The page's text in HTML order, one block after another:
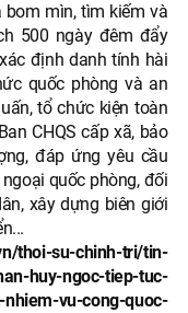
bom mìn, tìm kiếm và
500 ngày đêm đẩy
định danh tính hài
quốc phòng và an
tổ chức kiện toàn
CHQS cấp xã, bảo
đáp ứng yêu cầu
quốc phòng, đối
xây dựng biên giới
thoi-su-chinh-tri/tin-
huy-ngoc-tiep-tuc-
vu-cong-quoc-